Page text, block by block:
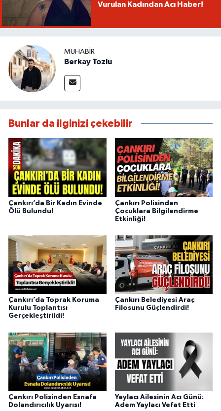
Vurulan Kadından Acı Haber!
MUHABIR
Berkay Tozlu
Bunlar da ilginizi çekebilir
Çankırı’da Bir Kadın Evinde
Ölü Bulundu!
Çankırı Polisinden
Çocuklara Bilgilendirme
Etkinliği!
Çankırı’da Toprak Koruma
Kurulu Toplantısı
Gerçekleştirildi!
Çankırı Belediyesi Araç
Filosunu Güçlendirdi!
Çankırı Polisinden Esnafa
Dolandırıcılık Uyarısı!
Yaylacı Ailesinin Acı Günü:
Adem Yaylacı Vefat Etti